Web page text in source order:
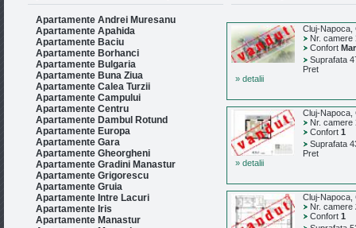
Vanzare
Apartamente Andrei Muresanu
Apartamente Apahida
Apartamente Baciu
Apartamente Borhanci
Apartamente Bulgaria
Apartamente Buna Ziua
Apartamente Calea Turzii
Apartamente Campului
Apartamente Centru
Apartamente Dambul Rotund
Apartamente Europa
Apartamente Gara
Apartamente Gheorgheni
Apartamente Gradini Manastur
Apartamente Grigorescu
Apartamente Gruia
Apartamente Intre Lacuri
Apartamente Iris
Apartamente Manastur
Cluj-Napoca,
Nr. camere
Confort
Suprafata
Pret
» detalii
Cluj-Napoca,
Nr. camere
Confort 1
Suprafata
Pret
» detalii
Cluj-Napoca,
Nr. camere
Confort 1